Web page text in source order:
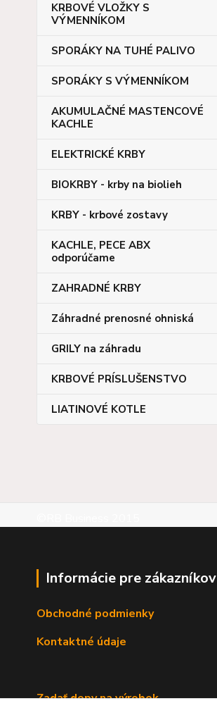
KRBOVÉ VLOŽKY S
VÝMENNÍKOM
SPORÁKY NA TUHÉ PALIVO
SPORÁKY S VÝMENNÍKOM
AKUMULAČNÉ MASTENCOVÉ
KACHLE
ELEKTRICKÉ KRBY
BIOKRBY - krby na biolieh
KRBY - krbové zostavy
KACHLE, PECE ABX
odporúčame
ZAHRADNÉ KRBY
Záhradné prenosné ohniská
GRILY na záhradu
KRBOVÉ PRÍSLUŠENSTVO
LIATINOVÉ KOTLE
Informácie pre zákazníkov
Obchodné podmienky
Kontaktné údaje
Zadať dopy na výrobok